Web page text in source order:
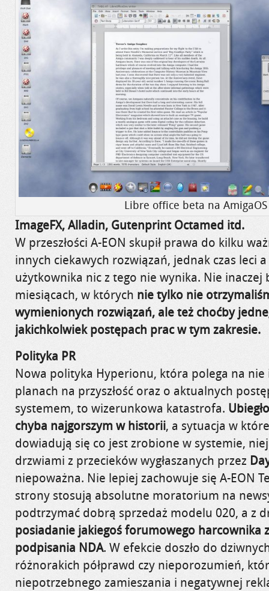
Libre office beta na
ImageFX, Alladin, Gutenprint Octamed itd.
W przeszłości A-EON skupił prawa do kilku
innych ciekawych rozwiązań, jednak czas leci a
użytkownika nic z tego nie wynika. Nie inaczej
miesiącach, w których nie tylko nie
wymienionych rozwiązań, ale też choćby
jakichkolwiek postępach prac w tym zakresie.
Polityka PR
Nowa polityka Hyperionu, która polega na
planach na przyszłość oraz o aktualnych
systemem, to wizerunkowa katastrofa.
chyba najgorszym w historii, a sytuacja w
dowiadują się co jest zrobione w systemie,
drzwiami z przecieków wygłaszanych przez
niepoważna. Nie lepiej zachowuje się A-EON
strony stosują absolutne moratorium na
podtrzymać dobrą sprzedaż modelu 020, a z
posiadanie jakiegoś forumowego harcownika
podpisania NDA. W efekcie doszło do
różnorakich półprawd czy nieporozumień,
niepotrzebnego zamieszania i negatywnej